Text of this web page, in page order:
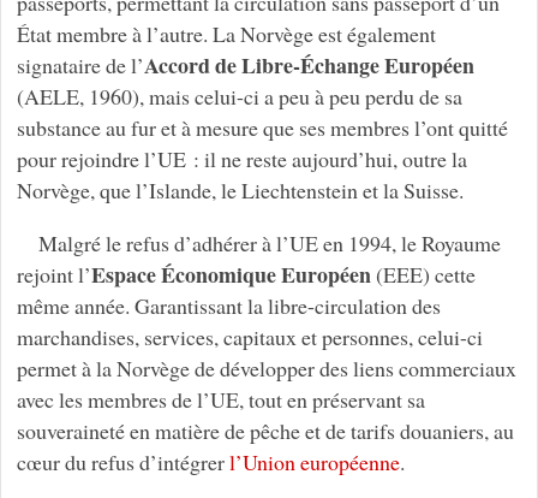
État membre à l’autre. La Norvège est également
signataire de l’Accord de Libre-Échange Européen
(AELE, 1960), mais celui-ci a peu à peu perdu de sa
substance au fur et à mesure que ses membres l’ont quitté
pour rejoindre l’UE : il ne reste aujourd’hui, outre la
Norvège, que l’Islande, le Liechtenstein et la Suisse.
Malgré le refus d’adhérer à l’UE en 1994, le Royaume
rejoint l’Espace Économique Européen(EEE) cette
même année. Garantissant la libre-circulation des
marchandises, services, capitaux et personnes, celui-ci
permet à la Norvège de développer des liens commerciaux
avec les membres de l’UE, tout en préservant sa
souveraineté en matière de pêche et de tarifs douaniers, au
cœur du refus d’intégrerl’Union européenne.